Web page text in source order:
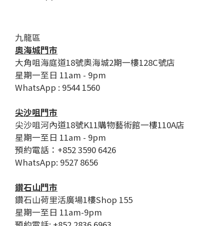
九龍區
奧海城門市
大角咀海庭道18號奧海城2期一樓128C號店
星期一至日 11am - 9pm
WhatsApp : 9544 1560
尖沙咀門市
尖沙咀河內道18號K11購物藝術館一樓110A店
星期一至日 11am - 9pm
預約電話：+852 3590 6426
WhatsApp: 9527 8656
鑽石山門市
鑽石山荷里活廣場1樓Shop 155
星期一至日 11am-9pm